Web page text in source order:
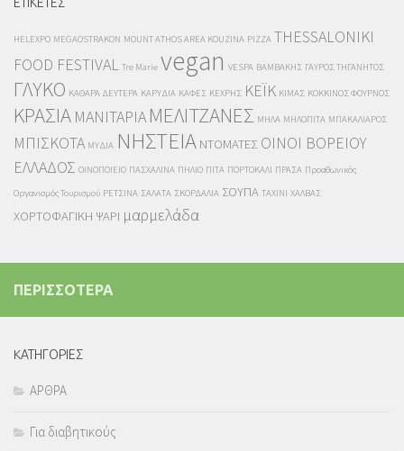
HELEXPO MEGAOSTRAKON MOUNT ATHOS AREA KOUZINA PIZZA THESSALONIKI
FOOD FESTIVAL Tre Marie vegan VESPA ΒΑΜΒΑΚΗΣ ΓΑΥΡΟΣ ΤΗΓΑΝΗΤΟΣ
ΓΛΥΚΟ ΚΑΘΑΡΑ ΔΕΥΤΕΡΑ ΚΑΡΥΔΙΑ ΚΑΦΕΣ ΚΕΧΡΗΣ ΚΕΪΚ ΚΙΜΑΣ ΚΟΚΚΙΝΟΣ ΦΟΥΡΝΟΣ
ΚΡΑΣΙΑ ΜΑΝΙΤΑΡΙΑ ΜΕΛΙΤΖΑΝΕΣ ΜΗΛΑ ΜΗΛΟΠΙΤΑ ΜΠΑΚΑΛΙΑΡΟΣ
ΜΠΙΣΚΟΤΑ ΜΥΔΙΑ ΝΗΣΤΕΙΑ ΝΤΟΜΑΤΕΣ ΟΙΝΟΙ ΒΟΡΕΙΟΥ
ΕΛΛΑΔΟΣ ΟΙΝΟΠΟΙΕΙΟ ΠΑΣΧΑΛΙΝΑ ΠΗΛΙΟ ΠΙΤΑ ΠΟΡΤΟΚΑΛΙ ΠΡΑΣΑ Προαθωνικός
Οργανισμός Τουρισμού ΡΕΤΣΙΝΑ ΣΑΛΑΤΑ ΣΚΟΡΔΑΛΙΑ ΣΟΥΠΑ ΤΑΧΙΝΙ ΧΑΛΒΑΣ
ΧΟΡΤΟΦΑΓΙΚΗ ΨΑΡΙ μαρμελάδα
ΠΕΡΙΣΣΟΤΕΡΑ
KΑΤΗΓΟΡΙΕΣ
ΑΡΘΡΑ
Για διαβητικούς